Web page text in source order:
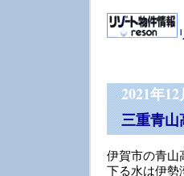
2021年12
三重青山
伊賀市の青山
下る水は伊勢